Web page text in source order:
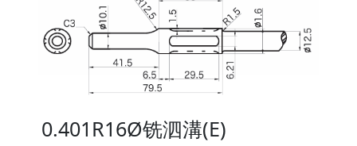
0.401R16Ø铣泗溝(E)